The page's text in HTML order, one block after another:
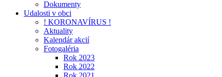
Dokumenty
Udalosti v obci
! KORONAVÍRUS !
Aktuality
Kalendár akcií
Fotogaléria
Rok 2023
Rok 2022
Rok 2021